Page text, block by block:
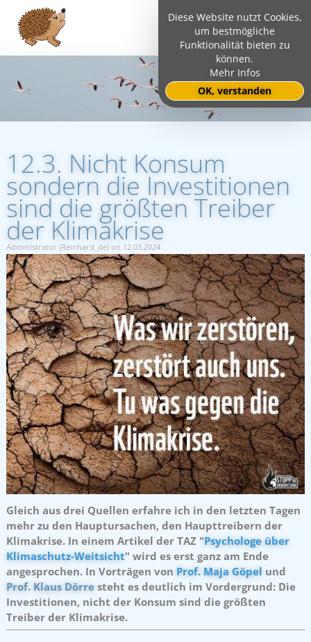
12.3. Nicht Konsum
sondern die Investitionen
sind die größten Treiber
der Klimakrise
Administrator (Reinhard_de) on 12.03.2024
Gleich aus drei Quellen erfahre ich in den letzten Tagen
mehr zu den Hauptursachen, den Haupttreibern der
Klimakrise. In einem Artikel der TAZ "Psychologe über
Klimaschutz-Weitsicht" wird es erst ganz am Ende
angesprochen. In Vorträgen von Prof. Maja Göpel und
Prof. Klaus Dörresteht es deutlich im Vordergrund: Die
Investitionen, nicht der Konsum sind die größten
Treiber der Klimakrise.
Diese Website nutzt Cookies,
um bestmögliche
Funktionalität bieten zu
können.
Mehr Infos
OK, verstanden